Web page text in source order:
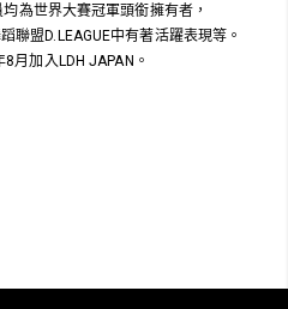
為世界大賽冠軍頭銜擁有者，
聯盟D.LEAGUE中有著活躍表現等。
月加入LDH JAPAN。